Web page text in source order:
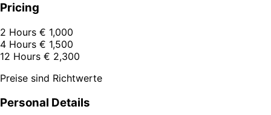
Pricing
2 Hours € 1,000
4 Hours € 1,500
12 Hours € 2,300
Preise sind Richtwerte
Personal Details